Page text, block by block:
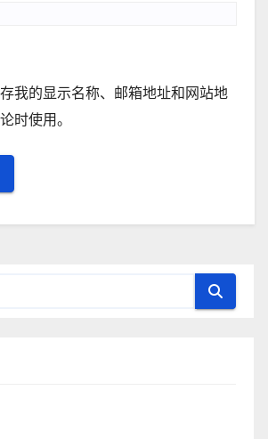
我的显示名称、邮箱地址和网站地
时使用。